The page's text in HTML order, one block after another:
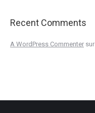
Recent Comments
A WordPress Commenter sur